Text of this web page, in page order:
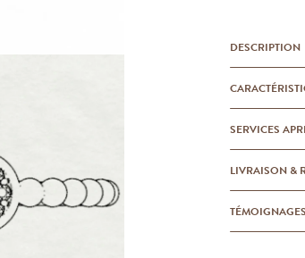
DESCRIPTION
SERVICES
LIVRAISON &